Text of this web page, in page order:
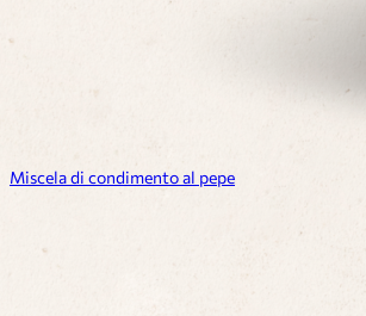
Miscela di condimento al pepe